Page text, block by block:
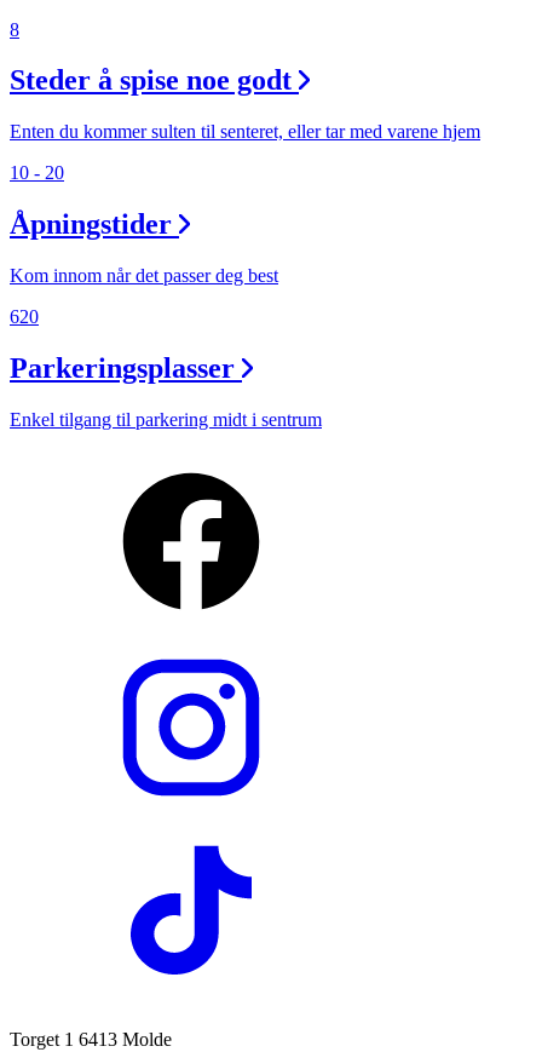
8
Steder å spise noe godt
Enten du kommer sulten til senteret, eller tar med varene hjem
10 - 20
Åpningstider
Kom innom når det passer deg best
620
Parkeringsplasser
Enkel tilgang til parkering midt i sentrum
Torget 1 6413 Molde